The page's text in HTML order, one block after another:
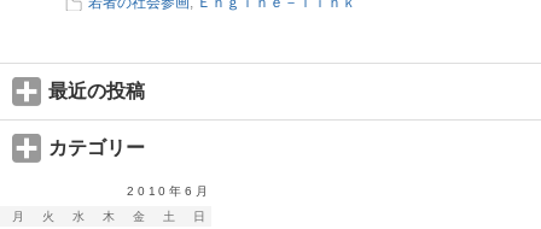
最近の投稿
カテゴリー
2010年6月
月
火 水 木 金 土 日